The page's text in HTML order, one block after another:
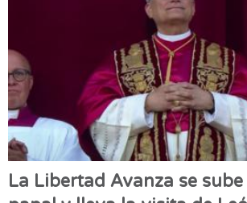
La Libertad Avanza se